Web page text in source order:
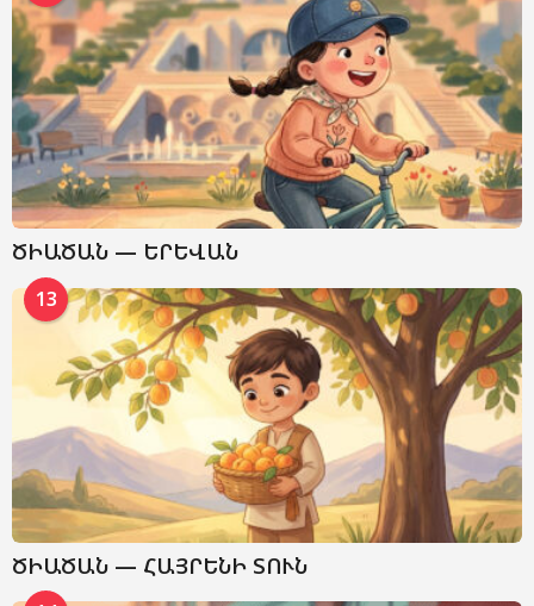
ԾԻԱԾԱՆ — ԵՐԵՎԱՆ
13
ԾԻԱԾԱՆ — ՀԱՅՐԵՆԻ ՏՈՒՆ